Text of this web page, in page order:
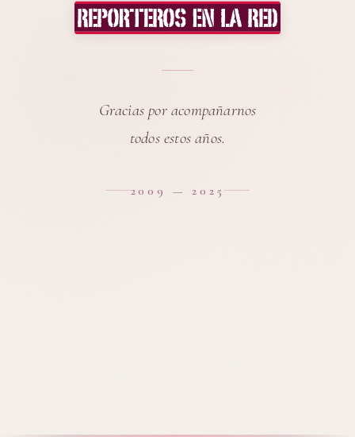
Gracias por acompañarnos
todos estos años.
2009 — 2025